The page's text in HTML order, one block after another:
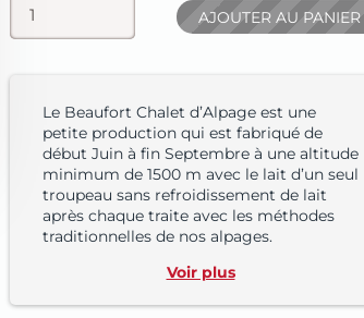
AJOUTER AU PANIER
Le Beaufort Chalet d’Alpage est une
petite production qui est fabriqué de
début Juin à fin Septembre à une altitude
minimum de 1500 m avec le lait d’un seul
troupeau sans refroidissement de lait
après chaque traite avec les méthodes
traditionnelles de nos alpages.
Voir plus